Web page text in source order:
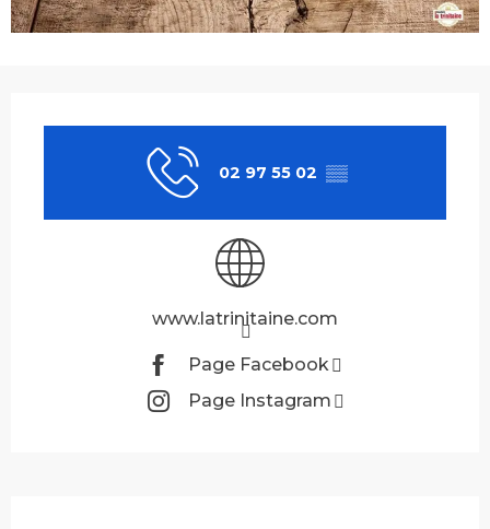
02 97 55 02 ▒▒
www.latrinitaine.com
Page Facebook
Page Instagram